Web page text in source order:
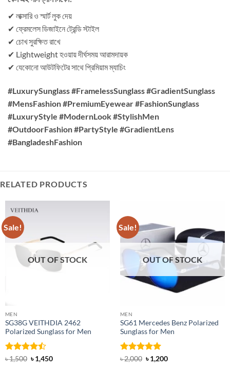
✔ লাক্সারি ও স্মার্ট লুক দেয়
✔ ফ্রেমলেস ডিজাইনে ট্রেন্ডি স্টাইল
✔ চোখ সুরক্ষিত রাখে
✔ Lightweight হওয়ায় দীর্ঘসময় আরামদায়ক
✔ যেকোনো আউটফিটের সাথে প্রিমিয়াম ম্যাচিং
#LuxurySunglass #FramelessSunglass #GradientSunglass
#MensFashion #PremiumEyewear #FashionSunglass
#LuxuryStyle #ModernLook #StylishMen
#OutdoorFashion #PartyStyle #GradientLens
#BangladeshFashion
RELATED PRODUCTS
Sale!
OUT OF STOCK
MEN
SG38G VEITHDIA 2462
Polarized Sunglass for Men
Rated
৳1,500 Original
price
৳1,450Current
Sale!
OUT OF STOCK
MEN
SG61 Mercedes Benz Polarized
Sunglass for Men
Rated 5
৳2,000 Original
price
৳1,200Current